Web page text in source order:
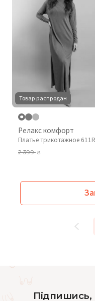
Товар распродан
Релакс комфорт
Платье трикотажное
2 399₴
Підпишись,